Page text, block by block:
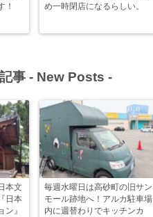
！
め一時閉店になるらしい。
事 - New Posts -
本文
日本
』
毎週水曜日は高砂町の旧サン
モール跡地へ！アルカ駐車場
内に週替わりでキッチンカ